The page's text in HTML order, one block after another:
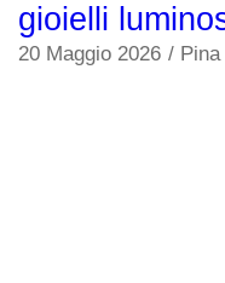
gioielli
20 Maggio 2026 /